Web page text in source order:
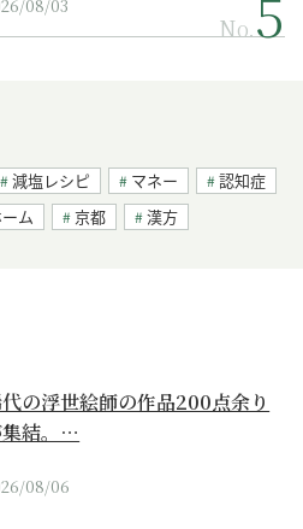
08/03
No.
減塩レシピ マネー
認知症
ム 京都 漢方
の浮世絵師の作品200点余り
結。…
08/06